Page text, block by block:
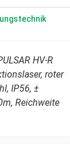
HV-R
roter
IP56, ±
Reichweite